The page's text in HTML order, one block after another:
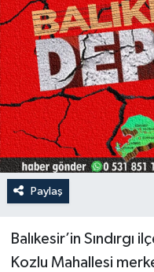
Paylaş
Balıkesir’in
Kozlu Mahallesi